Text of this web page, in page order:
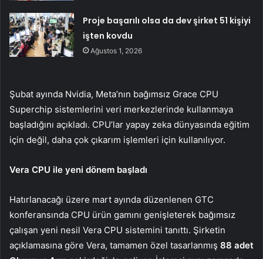
Proje başarılı olsa da dev şirket 51 kişiyi
işten kovdu
Ağustos 1, 2026
Şubat ayında Nvidia, Meta’nın bağımsız Grace CPU
Superchip sistemlerini veri merkezlerinde kullanmaya
başladığını açıkladı. CPU’lar yapay zeka dünyasında eğitim
için değil, daha çok çıkarım işlemleri için kullanılıyor.
Vera CPU ile yeni dönem başladı
Hatırlanacağı üzere mart ayında düzenlenen GTC
konferansında CPU ürün gamını genişleterek bağımsız
çalışan yeni nesil Vera CPU sistemini tanıttı. Şirketin
açıklamasına göre Vera, tamamen özel tasarlanmış 88 adet